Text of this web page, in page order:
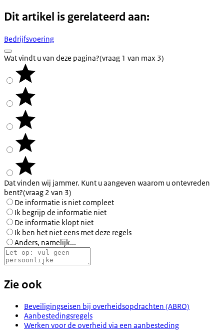
Dit artikel is gerelateerd aan:
Bedrijfsvoering
Wat vindt u van deze pagina?(vraag 1 van max 3)
Dat vinden wij jammer. Kunt u aangeven waarom u ontevreden
bent?(vraag 2 van 3)
De informatie is niet compleet
Ik begrijp de informatie niet
De informatie klopt niet
Ik ben het niet eens met deze regels
Anders, namelijk...
Zie ook
Beveiligingseisen bij overheidsopdrachten (ABRO)
Aanbestedingsregels
Werken voor de overheid via een aanbesteding